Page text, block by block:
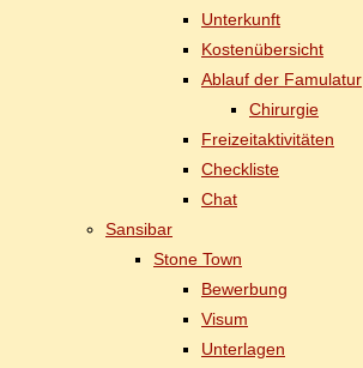
Un­ter­kunft
Kos­ten­über­sicht
Ab­lauf der Famulatur
Chir­ur­gie
Frei­zeit­ak­ti­vi­tä­ten
Check­lis­te
Chat
San­si­bar
Stone Town
Be­wer­bung
Vi­sum
Un­ter­la­gen